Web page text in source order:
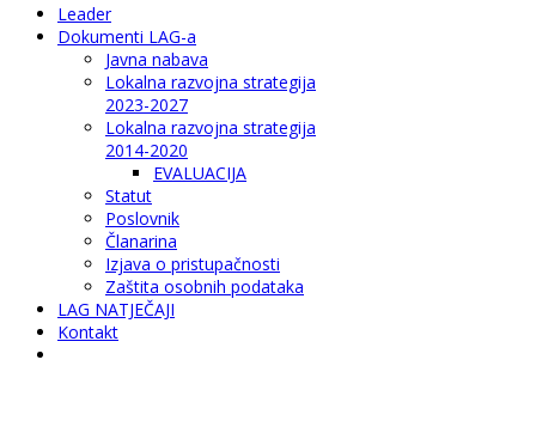
Leader
Dokumenti LAG-a
Javna nabava
Lokalna razvojna strategija
2023-2027
Lokalna razvojna strategija
2014-2020
EVALUACIJA
Statut
Poslovnik
Članarina
Izjava o pristupačnosti
Zaštita osobnih podataka
LAG NATJEČAJI
Kontakt